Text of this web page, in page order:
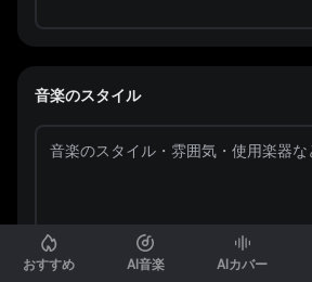
おすすめ AI音楽 AIカバー
音楽のスタイル